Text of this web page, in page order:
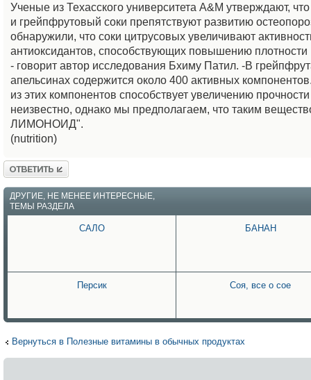
Ученые из Техасского университета А&М утверждают,
и грейпфрутовый соки препятствуют развитию
обнаружили, что соки цитрусовых увеличивают
антиоксидантов, способствующих повышению плотности
- говорит автор исследования Бхиму Патил. -В
апельсинах содержится около 400 активных
из этих компонентов способствует увеличению
неизвестно, однако мы предполагаем, что таким
ЛИМОНОИД".
(nutrition)
Ответить
ДРУГИЕ, НЕ МЕНЕЕ ИНТЕРЕСНЫЕ,
ТЕМЫ РАЗДЕЛА
САЛО БАНАН
Персик Соя, все о сое
Вернуться в Полезные витамины в обычных продуктах